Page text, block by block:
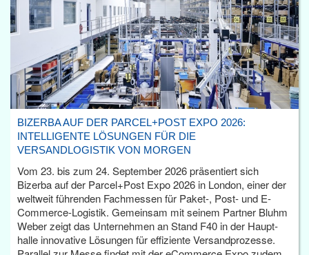
BIZERBA AUF DER PARCEL+POST EXPO 2026:
INTELLIGENTE LÖSUNGEN FÜR DIE
VERSANDLOGISTIK VON MORGEN
Vom 23. bis zum 24. September 2026 präsentiert sich
Bizerba auf der Parcel+Post Expo 2026 in London, einer der
weltweit führenden Fachmessen für Paket-, Post- und E-
Commerce-Logistik. Gemeinsam mit seinem Partner Bluhm
Weber zeigt das Unternehmen an Stand F40 in der Haupt­
halle innovative Lösungen für effiziente Versandprozesse.